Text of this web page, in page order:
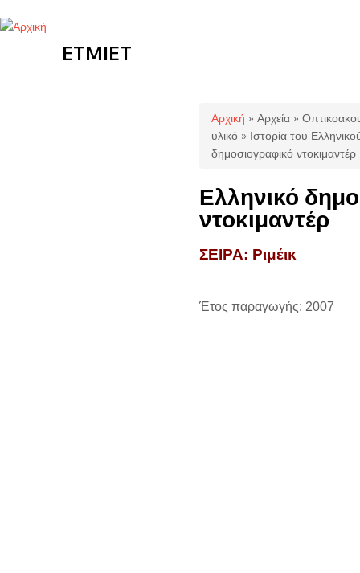
ETMIET
Είστε εδώ
Αρχική » Αρχεία »
υλικό » Ιστορία του
δημοσιογραφικό ντοκιμαντέρ
Ελληνικό
ντοκιμαντέρ
ΣΕΙΡΑ: Ριμέικ
Έτος παραγωγής: 2007